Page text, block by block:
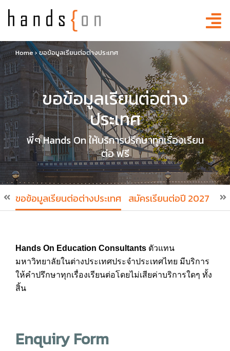
Home›ขอข้อมูลเรียนต่อต่างประเทศ
ขอข้อมูลเรียนต่อต่าง
ประเทศ
พี่ๆ Hands On ให้บริการปรึกษาทุกเรื่องเรียน
ต่อ ฟรี
ขอข้อมูลเรียนต่อต่างประเทศ สมัครเรียนต่อปี 2027 ส
Hands On Education Consultants ตัวแทน
มหาวิทยาลัยในต่างประเทศประจำประเทศไทย มีบริการ
ให้คำปรึกษาทุกเรื่องเรียนต่อโดยไม่เสียค่าบริการใดๆ ทั้ง
สิ้น
Enquiry Form